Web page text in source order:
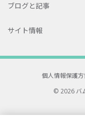
ブログと記事
サイト情報
個人情報保護
© 2026 バ